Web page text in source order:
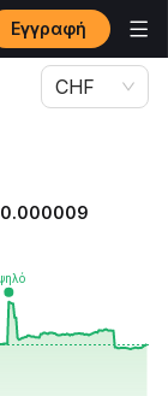
Εγγραφή
CHF
0.000009